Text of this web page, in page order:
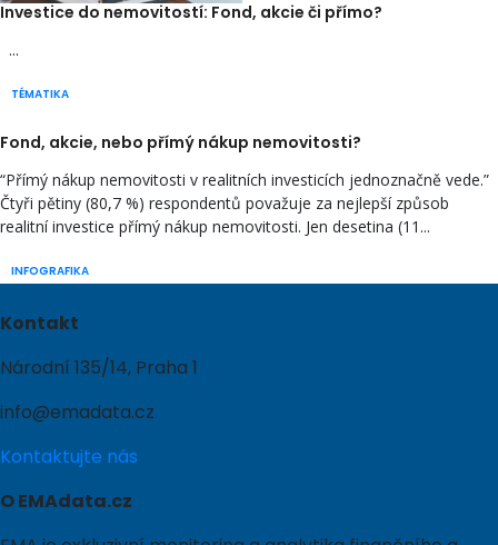
Investice do nemovitostí: Fond, akcie či přímo?
TÉMATIKA
...
Fond, akcie, nebo přímý nákup nemovitosti?
INFOGRAFIKA
“Přímý nákup nemovitosti v realitních investicích jednoznačně vede.”
Čtyři pětiny (80,7 %) respondentů považuje za nejlepší způsob
realitní investice přímý nákup nemovitosti. Jen desetina (11...
Kontakt
Národní 135/14, Praha 1
info@emadata.cz
Kontaktujte nás
O EMAdata.cz